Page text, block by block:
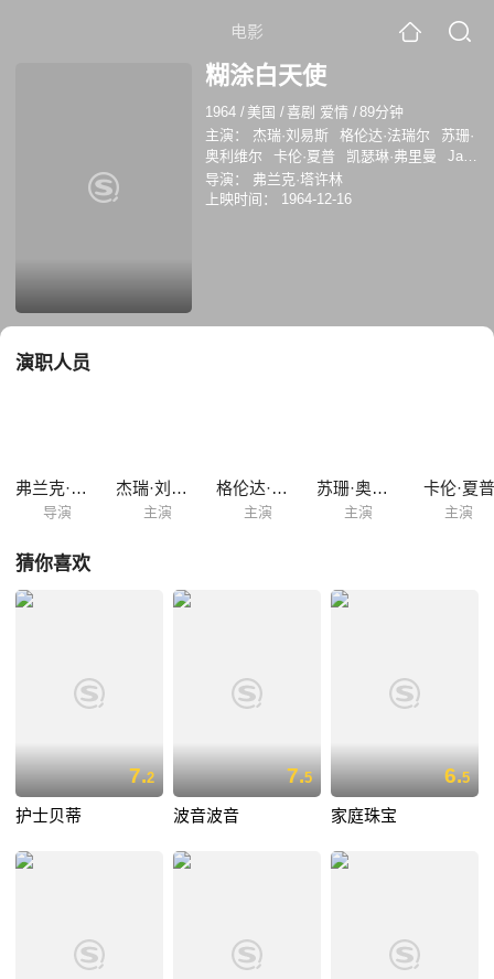
电影
糊涂白天使
1964 / 美国 /喜剧 爱情 /89分钟
主演：
杰瑞·刘易斯 格伦达·法瑞尔
苏珊·
奥利维尔
卡伦·夏普 凯瑟琳·弗里曼
Jack
E. Leonard
肯特·麦科德
艾丽斯·皮尔斯
Glen Walters
导演：
弗兰克·塔许林
上映时间：
1964-12-16
演职人员
弗兰克·塔许林
导演
杰瑞·刘易斯
主演
格伦达·法瑞尔
主演
苏珊·奥利维尔
主演
卡伦·夏普
主演
猜你喜欢
7.2
护士贝蒂
7.5
波音波音
6.5
家庭珠宝